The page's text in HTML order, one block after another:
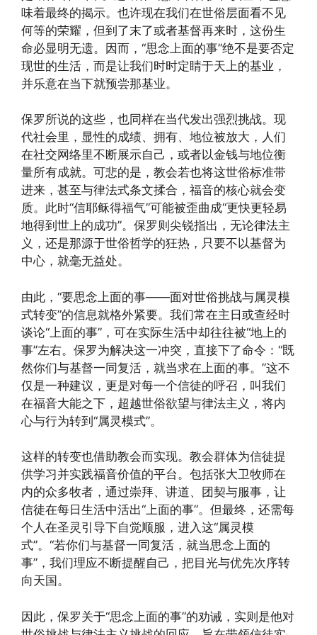
味着最终的揭示。也许现在我们在世俗层面看不见
何等的荣耀，但到了末了或者基督再来时，这份生
命必显明无遗。因而，“思念上面的事”绝不是要否定
现世的生活，而是让我们时时定睛于天上的基业，
并乐意在当下就预尝那基业。
保罗所说的这些，也同样在当代发出强烈挑战。现
代社会里，显性的成绩、拥有、地位被放大，人们
在社交网络里不断展示自己，或者以金钱与地位衡
量所有成就。可悲的是，教会若也将这世俗标准带
进来，甚至与律法式条文揉合，福音的核心就会变
质。此时“信耶稣得福气”可能被歪曲成“更快更轻易
地得到世上的成功”。保罗则尖锐指出，无论律法主
义，还是那源于世俗哲学的狂热，只要不以基督为
中心，就毫无益处。
由此，“要思念上面的事——面对世俗挑战与属灵模
式转变”的信息就格外紧要。我们常在主日或查经时
谈论“上面的事”，可在实际生活中却往往被“地上的
事”左右。保罗为解决这一冲突，直接下了命令：“既
然你们与基督一同复活，就当求在上面的事。”这不
仅是一种建议，更是对每一个信徒的呼召，叫我们
在福音大能之下，超越世俗欲望与律法主义，将内
心与行为转到“属灵模式”。
这样的转变也借助教会而实现。教会群体为信徒提
供学习并实践福音价值的平台。包括张大卫牧师在
内的众多牧者，通过崇拜、讲道、团契与服事，让
信徒在每日生活中活出“上面的事”。但最终，还需每
个人在圣灵引导下自觉顺服，进入这“属灵模
式”。“若你们与基督一同复活，就当思念上面的
事”，我们理应不断提醒自己，把目光与优先次序转
向天国。
因此，保罗关于“思念上面的事”的劝诫，实则是他对